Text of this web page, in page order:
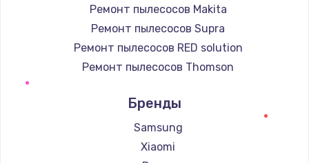
Ремонт пылесосов Makita
Ремонт пылесосов Supra
Ремонт пылесосов RED solution
Ремонт пылесосов Thomson
Ремонт пылесосов lydsto
Ремонт пылесосов Atvel
Ремонт пылесосов Tineco
Бренды
Samsung
Xiaomi